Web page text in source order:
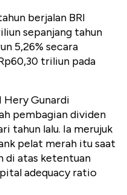
berjalan BRI
sepanjang tahun
5,26% secara
triliun pada
Hery Gunardi
pembagian dividen
tahun lalu. Ia merujuk
pelat merah itu saat
di atas ketentuan
adequacy ratio